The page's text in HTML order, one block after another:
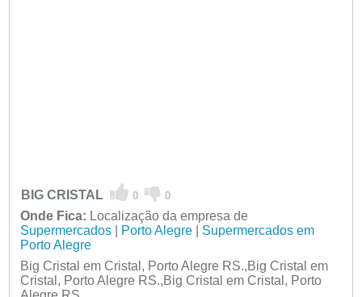
BIG CRISTAL 0 0
Onde Fica: Localização da empresa de
Supermercados| Porto Alegre| Supermercados em
Porto Alegre
Big Cristal em Cristal, Porto Alegre RS.,Big Cristal em
Cristal, Porto Alegre RS.,Big Cristal em Cristal, Porto